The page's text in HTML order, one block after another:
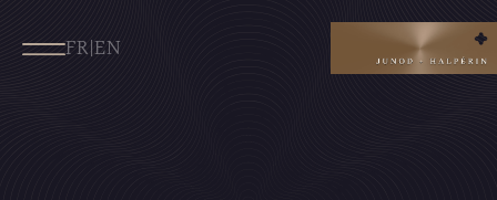
FR EN